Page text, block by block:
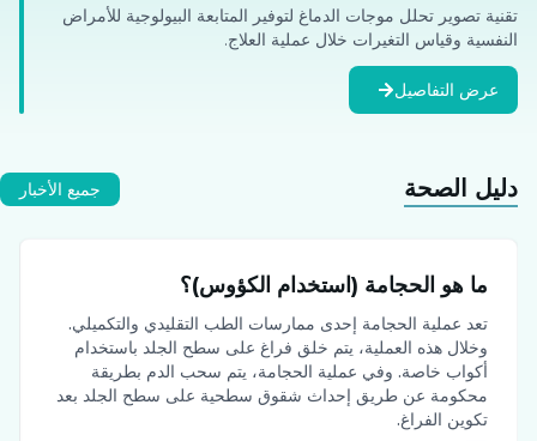
تقنية تصوير تحلل موجات الدماغ لتوفير المتابعة البيولوجية للأمراض
النفسية وقياس التغيرات خلال عملية العلاج.
عرض التفاصيل
دليل الصحة جميع الأخبار
ما هو الحجامة (استخدام الكؤوس)؟
تعد عملية الحجامة إحدى ممارسات الطب التقليدي والتكميلي.
وخلال هذه العملية، يتم خلق فراغ على سطح الجلد باستخدام
أكواب خاصة. وفي عملية الحجامة، يتم سحب الدم بطريقة
محكومة عن طريق إحداث شقوق سطحية على سطح الجلد بعد
تكوين الفراغ.